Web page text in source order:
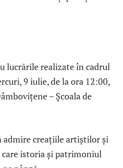
lucrările realizate în cadrul
9 iulie, de la ora 12:00,
– Școala de
admire creațiile artiștilor și
care istoria și patrimoniul